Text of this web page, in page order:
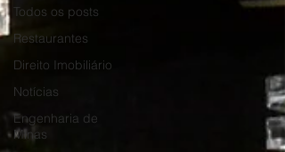
Todos os posts
Restaurantes
Direito Imobiliário
Notícias
Engenharia de
Minas